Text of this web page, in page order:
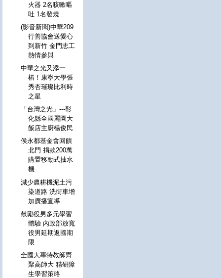
火器 2名咳嗽嘔
吐 1名發燒
(影音新聞)中華209
行善協會送愛心
到新竹 金門志工
熱情參與
中華之光又添一
樁！康寧大學張
秀杏璀璨比利時
之星
「台灣之光」---彰
化縣全國麗園大
飯店主廚楊俊民
侯永都基金會回饋
北門 捐款200萬
購置移動式抽水
機
減少農耕機泥土污
染道路 洗街車增
加廣播宣導
鼓勵役男多元學習
體驗 內政部放寬
役男延期返國期
限
全國大專特教師齊
聚高師大 精研障
生學習策略